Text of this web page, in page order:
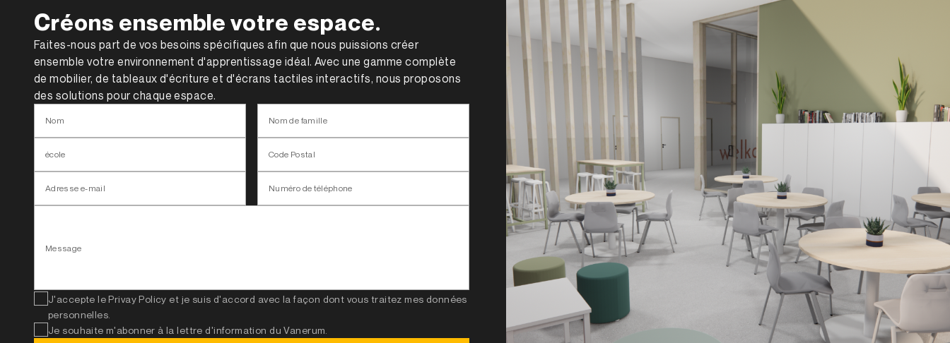
Créons ensemble votre espace.
Faites-nous part de vos besoins spécifiques afin que nous puissions créer
ensemble votre environnement d'apprentissage idéal. Avec une gamme complète
de mobilier, de tableaux d'écriture et d'écrans tactiles interactifs, nous proposons
des solutions pour chaque espace.
Nom Nom de famille
école Code Postal
Adresse e-mail Numéro de téléphone
Message
J'accepte le Privay Policy et je suis d'accord avec la façon dont vous traitez mes données
personnelles.
Je souhaite m'abonner à la lettre d'information du Vanerum.